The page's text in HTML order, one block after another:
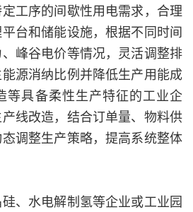
工序的间歇性用电需求，合理
台和储能设施，根据不同时间
峰谷电价等情况，灵活调整排
源消纳比例并降低生产用能成
等具备柔性生产特征的工业企
线改造，结合订单量、物料供
调整生产策略，提高系统整体
硅、水电解制氢等企业或工业园